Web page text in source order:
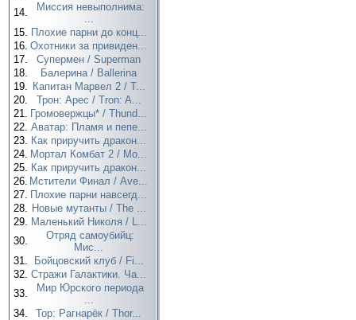
14.
Миссия невыполнима:
...
15. Плохие парни до конц...
16. Охотники за привиден...
17.
Супермен / Superman
18.
Балерина / Ballerina
19. Капитан Марвел 2 / T...
20.
Трон: Арес / Tron: A...
21. Громовержцы* / Thund...
22. Аватар: Пламя и пепе...
23. Как приручить дракон...
24. Мортал Комбат 2 / Mo...
25. Как приручить дракон...
26. Мстители Финал / Ave...
27. Плохие парни навсегд...
28. Новые мутанты / The ...
29. Маленький Николя / L...
30.
Отряд самоубийц:
Мис...
31.
Бойцовский клуб / Fi...
32. Стражи Галактики. Ча...
33.
Мир Юрского периода
...
34.
Тор: Рагнарёк / Thor...